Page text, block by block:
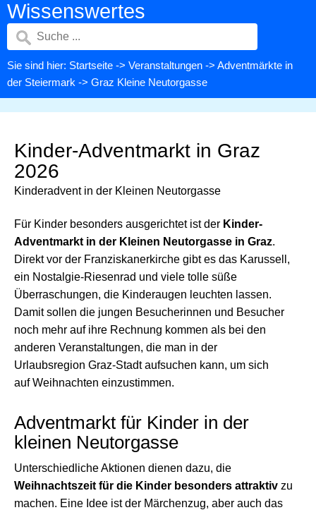
Wissenswertes
Sie sind hier: Startseite -> Veranstaltungen -> Adventmärkte in
der Steiermark -> Graz Kleine Neutorgasse
Kinder-Adventmarkt in Graz
2026
Kinderadvent in der Kleinen Neutorgasse
Für Kinder besonders ausgerichtet ist der Kinder-
Adventmarkt in der Kleinen Neutorgasse in Graz.
Direkt vor der Franziskanerkirche gibt es das Karussell,
ein Nostalgie-Riesenrad und viele tolle süße
Überraschungen, die Kinderaugen leuchten lassen.
Damit sollen die jungen Besucherinnen und Besucher
noch mehr auf ihre Rechnung kommen als bei den
anderen Veranstaltungen, die man in der
Urlaubsregion Graz-Stadt aufsuchen kann, um sich
auf Weihnachten einzustimmen.
Adventmarkt für Kinder in der
kleinen Neutorgasse
Unterschiedliche Aktionen dienen dazu, die
Weihnachtszeit für die Kinder besonders attraktiv zu
machen. Eine Idee ist der Märchenzug, aber auch das